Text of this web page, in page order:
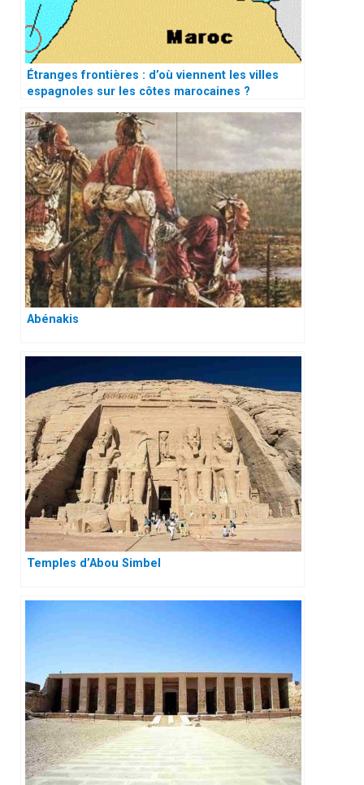
Étranges frontières : d’où viennent les villes
espagnoles sur les côtes marocaines ?
Abénakis
Temples d’Abou Simbel